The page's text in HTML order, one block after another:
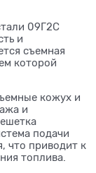
09Г2С
и
съемная
которой
кожух и
и
подачи
что приводит к
топлива.